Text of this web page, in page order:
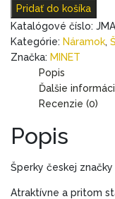
Pridať do košíka
Katalógové číslo:
Kategórie: Náramok,
Značka: MINET
Popis
Ďalšie
Recenzie (0)
Popis
Šperky českej značky
Atraktívne a pritom